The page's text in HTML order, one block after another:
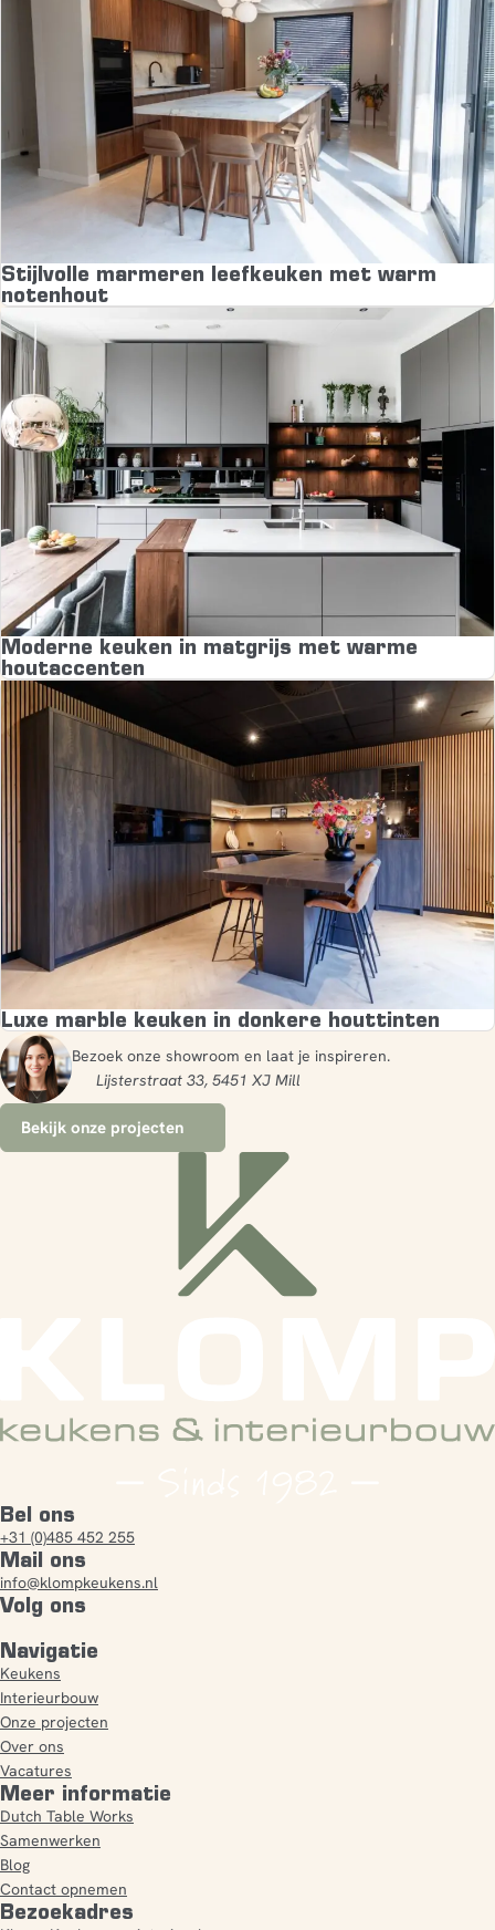
Stijlvolle marmeren leefkeuken met warm
notenhout
Moderne keuken in matgrijs met warme
houtaccenten
Luxe marble keuken in donkere houttinten
Bezoek onze showroom en laat je inspireren.
Lijsterstraat 33, 5451 XJ Mill
Bekijk onze projecten
Bel ons
+31 (0)485 452 255
Mail ons
info@klompkeukens.nl
Volg ons
Navigatie
Keukens
Interieurbouw
Onze projecten
Over ons
Vacatures
Meer informatie
Dutch Table Works
Samenwerken
Blog
Contact opnemen
Bezoekadres